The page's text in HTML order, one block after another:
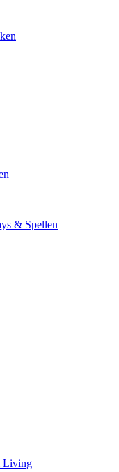
& Spellen
Living